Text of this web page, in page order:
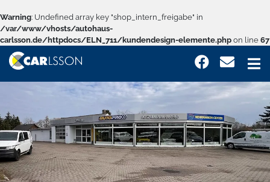
Warning: Undefined array key "shop_intern_freigabe" in
/var/www/vhosts/autohaus-
carlsson.de/httpdocs/ELN_711/kundendesign-elemente.php on line 67